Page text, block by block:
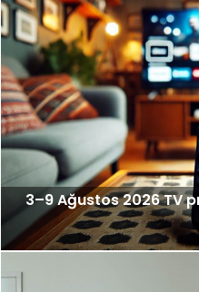
3–9 Ağustos 2026 TV